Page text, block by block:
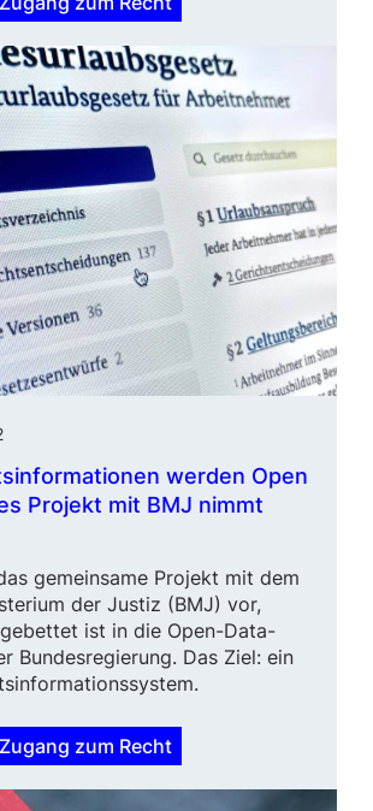
wer­den Open
Projekt mit BMJ nimmt
gemeinsame Projekt mit dem
der Justiz (BMJ) vor,
ist in die Open-Data-
Bundesregierung. Das Ziel: ein
Zugang zum Recht